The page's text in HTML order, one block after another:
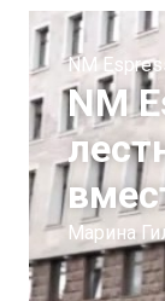
NM
NM
Марина